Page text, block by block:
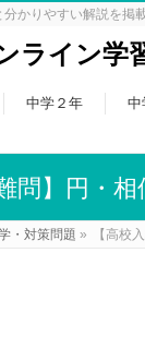
かりやすい解説を掲
ライン学
中学２年 中
問】円・
・対策問題 » 【高校